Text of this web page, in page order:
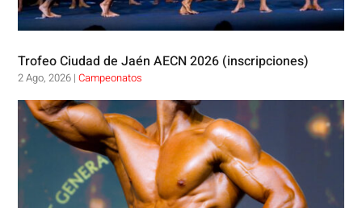
Trofeo Ciudad de Jaén AECN 2026 (inscripciones)
2 Ago, 2026 |Campeonatos